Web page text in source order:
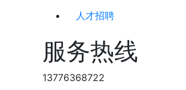
人才招聘
服务热线
13776368722